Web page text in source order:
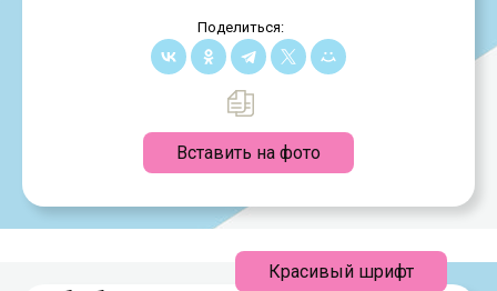
Поделиться:
Вставить на фото
Красивый шрифт